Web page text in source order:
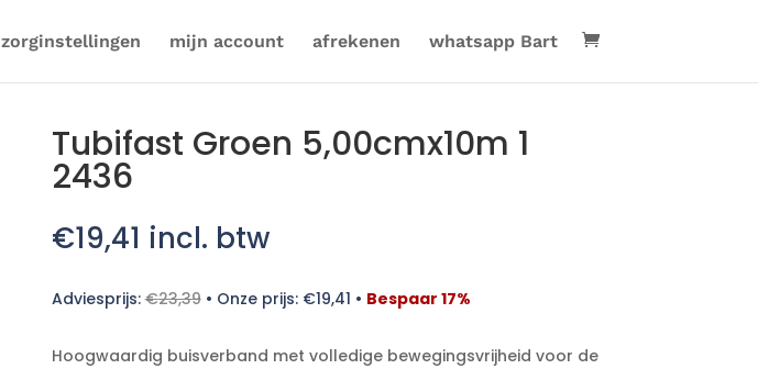
zorginstellingen mijn account afrekenen whatsapp Bart
Tubifast Groen 5,00cmx10m 1
2436
€19,41 incl. btw
Adviesprijs:€23,39• Onze prijs: €19,41 • Bespaar 17%
Hoogwaardig buisverband met volledige bewegingsvrijheid voor de